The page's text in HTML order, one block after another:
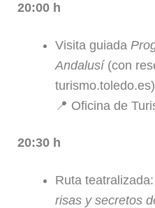
20:00 h
Visita guiada
Andalusí(con
turismo.toledo.es)
📍 Oficina de
20:30 h
Ruta teatralizada:
risas y secretos